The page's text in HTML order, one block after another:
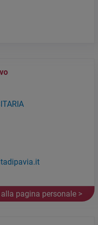
pagina personale >